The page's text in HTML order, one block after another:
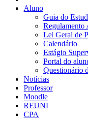
Aluno
Guia do
Regulamento
Lei Geral de
Calendário
Estágio
Portal do
Questionário
Notícias
Professor
Moodle
REUNI
CPA